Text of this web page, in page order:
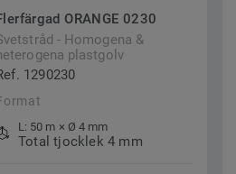
ORANGE 0230
- Homogena &
plastgolv
1290230
L: 50 m × Ø 4 mm
Total tjocklek 4 mm